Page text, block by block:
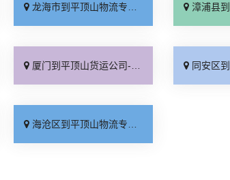
龙海市到平顶山物流专线_运保时效「一站式托运」 漳浦县到平顶山物
厦门到平顶山货运公司-厦门到平顶山货运专线_高效快运「实时跟踪 」 同安区到平顶山物
海沧区到平顶山物流专线_放心物流「来电咨询」